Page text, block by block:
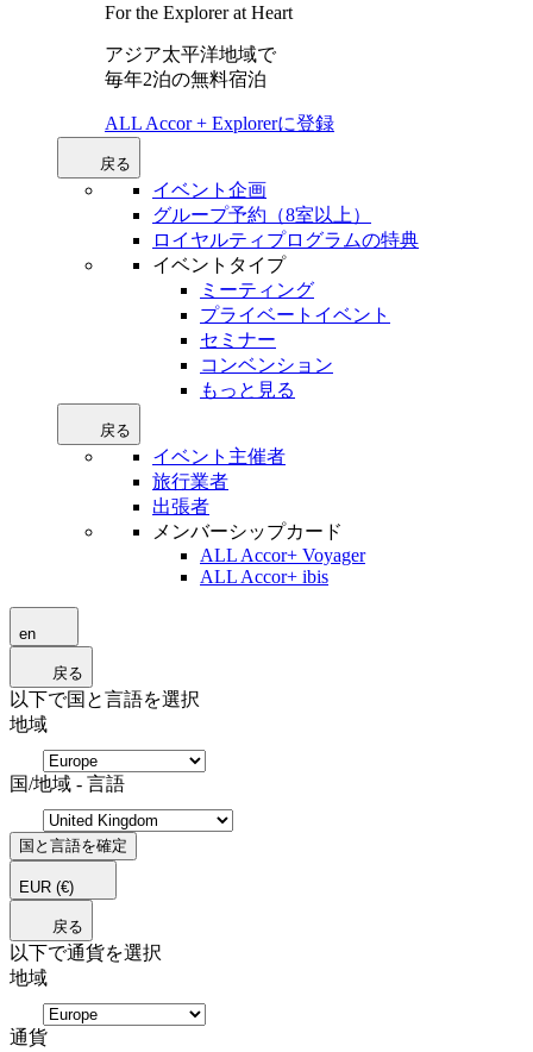
For the Explorer at Heart
アジア太平洋地域で
毎年2泊の無料宿泊
ALL Accor + Explorerに登録
戻る
イベント企画
グループ予約（8室以上）
ロイヤルティプログラムの特典
イベントタイプ
ミーティング
プライベートイベント
セミナー
コンベンション
もっと見る
戻る
イベント主催者
旅行業者
出張者
メンバーシップカード
ALL Accor+ Voyager
ALL Accor+ ibis
en
戻る
以下で国と言語を選択
地域
国/地域 - 言語
国と言語を確定
EUR (€)
戻る
以下で通貨を選択
地域
通貨